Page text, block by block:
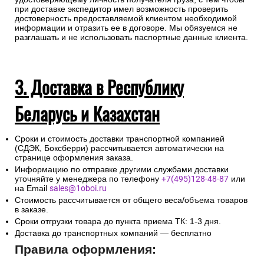
установления дополнительных мер противодействия
терроризму и обеспечения общественной безопасности
интернет-магазин запрашивает данные по документу,
удостоверяющему личность получателя груза, с тем чтобы
при доставке экспедитор имел возможность проверить
3. Доставка в Республику
Беларусь и Казахстан
Сроки и стоимость доставки транспортной компанией
(СДЭК, Боксберри) рассчитывается автоматически на
странице оформления заказа.
Информацию по отправке другими службами доставки
уточняйте у менеджера по телефону
на Emailsales@1oboi.ru
Стоимость рассчитывается от общего веса/объема товаров
Сроки отгрузки товара до пункта приема ТК: 1-3 дня.